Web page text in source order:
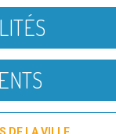
DE LA VILLE